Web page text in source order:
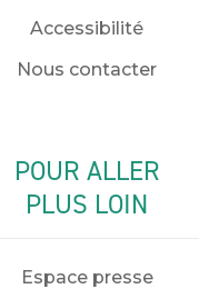
Accessibilité
Nous contacter
POUR ALLER
PLUS LOIN
Espace presse